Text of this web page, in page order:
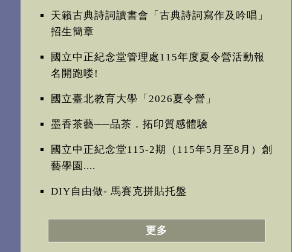
天籟古典詩詞讀書會「古典詩詞寫作及吟唱」
招生簡章
國立中正紀念堂管理處115年度夏令營活動報
名開跑喽!
國立臺北教育大學「2026夏令營」
墨香茶藝──品茶．拓印質感體驗
國立中正紀念堂115-2期（115年5月至8月）創
藝學園....
DIY自由做- 馬賽克拼貼托盤
更多